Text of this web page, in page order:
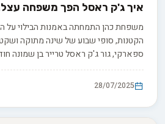
איך ג'ק ראסל הפך משפחה
משפחת כהן התמחתה באמנות הבילוי
הקטנות, סופי שבוע של שינה מתוקה
ספארקי, גור ג'ק ראסל טרייר בן שמונה
שלהם התפוצצו. האם באמת כלב קטן
לספורטאים?
28/07/2025